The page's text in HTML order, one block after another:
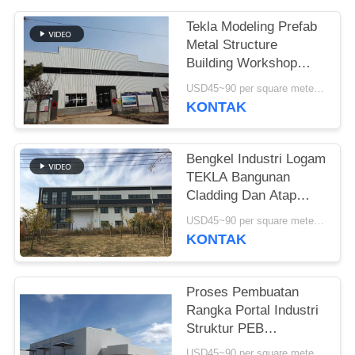
SITEMAP
KEBIJAKAN
PRIVASI
Tekla Modeling Prefab
Metal Structure
Building Workshop
Kekuatan Tinggi
USD45~90 per square meter MOQ:1000 meter persegi
KONTAK
Bengkel Industri Logam
TEKLA Bangunan
Cladding Dan Atap
Berwarna-warni
USD45~90 per square meter MOQ:1000 meter persegi
KONTAK
Proses Pembuatan
Rangka Portal Industri
Struktur PEB
Bangunan Standar ISO